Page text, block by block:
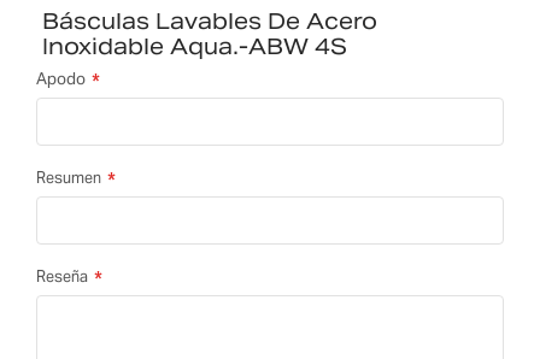
Básculas Lavables De Acero
Inoxidable Aqua.-ABW 4S
Apodo
Resumen
Reseña